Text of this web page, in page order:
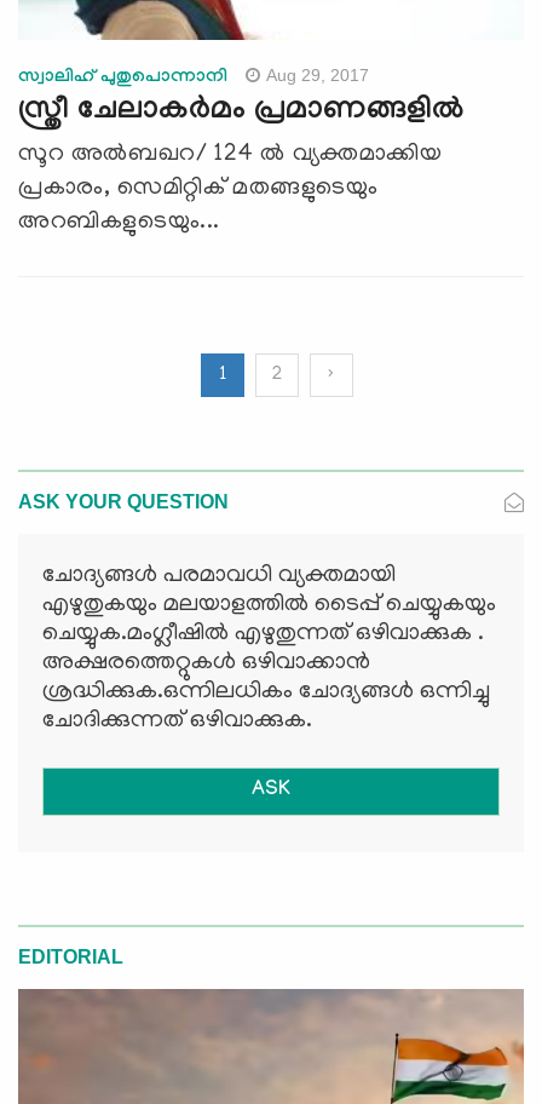
സ്വാലിഹ് പുതുപൊന്നാനി Aug 29, 2017
സ്ത്രീ ചേലാകര്‍മം പ്രമാണങ്ങളില്‍
സൂറ അല്‍ബഖറ/ 124 ല്‍ വ്യക്തമാക്കിയ
പ്രകാരം, സെമിറ്റിക് മതങ്ങളുടെയും
അറബികളുടെയും...
1 2 ›
ASK YOUR QUESTION
ചോദ്യങ്ങള്‍ പരമാവധി വ്യക്തമായി
എഴുതുകയും മലയാളത്തില്‍ ടൈപ്പ് ചെയ്യുകയും
ചെയ്യുക.മംഗ്ലീഷില്‍ എഴുതുന്നത് ഒഴിവാക്കുക .
അക്ഷരത്തെറ്റുകള്‍ ഒഴിവാക്കാന്‍
ശ്രദ്ധിക്കുക.ഒന്നിലധികം ചോദ്യങ്ങള്‍ ഒന്നിച്ചു
ചോദിക്കുന്നത് ഒഴിവാക്കുക.
ASK
EDITORIAL